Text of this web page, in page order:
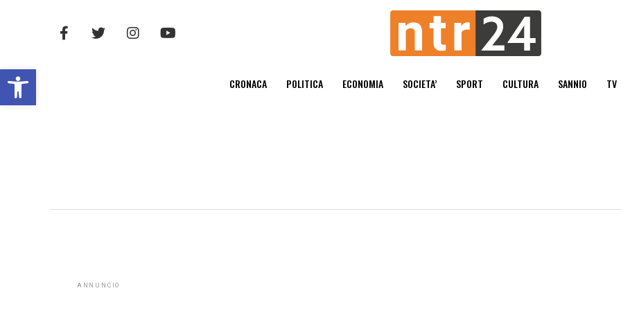
Open toolbar CRONACA POLITICA ECONOMIA SOCIETA’ SPORT CULTURA SANNIO TV
ANNUNCIO